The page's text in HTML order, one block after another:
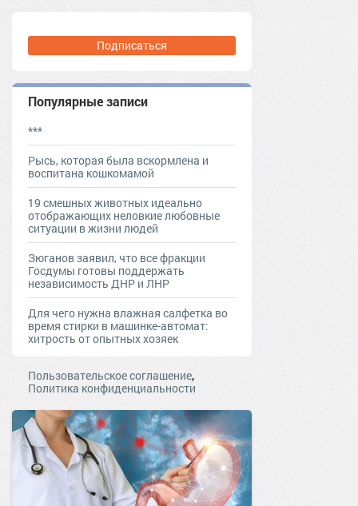
Подписаться
Популярные записи
***
Рысь, которая была вскормлена и
воспитана кошкомамой
19 смешных животных идеально
отображающих неловкие любовные
ситуации в жизни людей
Зюганов заявил, что все фракции
Госдумы готовы поддержать
независимость ДНР и ЛНР
Для чего нужна влажная салфетка во
время стирки в машинке-автомат:
хитрость от опытных хозяек
Пользовательское соглашение,
Политика конфиденциальности